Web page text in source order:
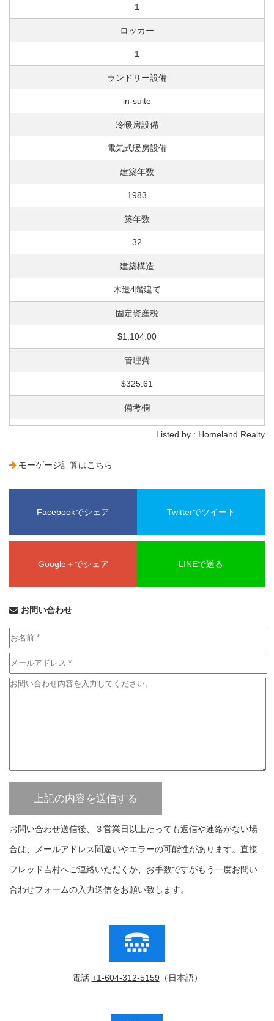
1
ロッカー
1
ランドリー設備
in-suite
冷暖房設備
電気式暖房設備
建築年数
1983
築年数
32
建築構造
木造4階建て
固定資産税
$1,104.00
管理費
$325.61
備考欄
Listed by : Homeland Realty
モーゲージ計算はこちら
Facebookでシェア Twitterでツイート
Google＋でシェア LINEで送る
お問い合わせ
お問い合わせ送信後、３営業日以上たっても返信や連絡がない場
合は、メールアドレス間違いやエラーの可能性があります。直接
フレッド吉村へご連絡いただくか、お手数ですがもう一度お問い
合わせフォームの入力送信をお願い致します。
電話 +1-604-312-5159 （日本語）